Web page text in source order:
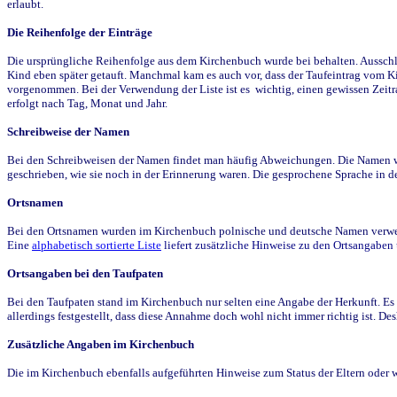
erlaubt.
Die Reihenfolge der Einträge
Die ursprüngliche Reihenfolge aus dem Kirchenbuch wurde bei behalten.
Kind eben später getauft. Manchmal kam es auch vor, dass der Taufeintrag
vorgenommen. Bei der Verwendung der Liste ist es wichtig, einen gewissen
erfolgt nach Tag, Monat und Jahr.
Schreibweise der Namen
Bei den Schreibweisen der Namen findet man häufig Abweichungen. Die
geschrieben, wie sie noch in der Erinnerung waren. Die gesprochene Sprache
Ortsnamen
Bei den Ortsnamen wurden im Kirchenbuch polnische und deutsche Namen
Eine alphabetisch sortierte Liste liefert zusätzliche Hinweise zu den
Ortsangaben bei den Taufpaten
Bei den Taufpaten stand im Kirchenbuch nur selten eine Angabe der Herkunft.
allerdings festgestellt, dass diese Annahme doch wohl nicht immer richtig ist.
Zusätzliche Angaben im Kirchenbuch
Die im Kirchenbuch ebenfalls aufgeführten Hinweise zum Status der Eltern